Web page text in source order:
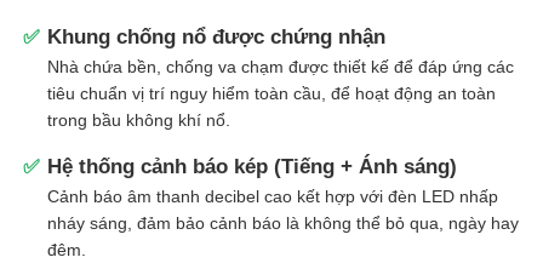
Chiếu sáng chống cháy nổ
Đèn báo cháy nổ
quạt chống cháy nổ
✅ Khung chống nổ được chứng nhận
Nhà chứa bền, chống va chạm được thiết kế để đáp ứng các
tiêu chuẩn vị trí nguy hiểm toàn cầu, để hoạt động an toàn
trong bầu không khí nổ.
✅ Hệ thống cảnh báo kép (Tiếng + Ánh sáng)
Cảnh báo âm thanh decibel cao kết hợp với đèn LED nhấp
nháy sáng, đảm bảo cảnh báo là không thể bỏ qua, ngày hay
đêm.